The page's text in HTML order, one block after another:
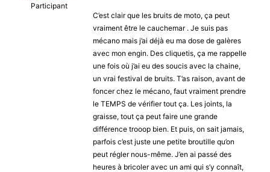
Participant
C’est clair que les bruits de moto, ça peut
vraiment être le cauchemar . Je suis pas
mécano mais j’ai déjà eu ma dose de galères
avec mon engin. Des cliquetis, ça me rappelle
une fois où j’ai eu des soucis avec la chaine,
un vrai festival de bruits. T’as raison, avant de
foncer chez le mécano, faut vraiment prendre
le TEMPS de vérifier tout ça. Les joints, la
graisse, tout ça peut faire une grande
différence trooop bien. Et puis, on sait jamais,
parfois c’est juste une petite broutille qu’on
peut régler nous-même. J’en ai passé des
heures à bricoler avec un ami qui s’y connaît,